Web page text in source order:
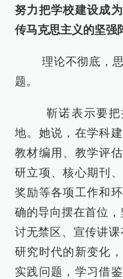
努力把学校建设成
传马克思主义的坚强
理论不彻底，思
题。
靳诺表示要把
地。她说，在学科
教材编用、教学评
研立项、核心期刊
奖励等各项工作和
确的导向摆在首位，
讨无禁区、宣传讲课
研究时代的新变化
实践问题，学习借